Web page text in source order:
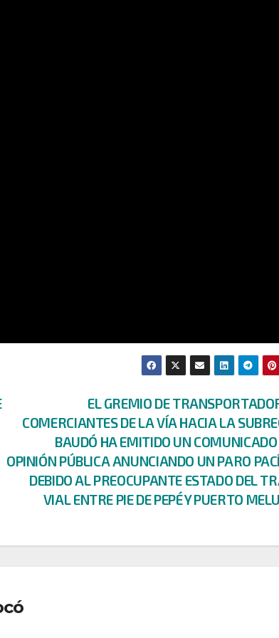
EL GREMIO DE
COMERCIANTES DE LA VÍA HACIA LA
BAUDÓ HA EMITIDO UN
OPINIÓN PÚBLICA ANUNCIANDO UN PARO
DEBIDO AL PREOCUPANTE ESTADO DEL
VIAL ENTRE PIE DE PEPÉ Y PUERTO